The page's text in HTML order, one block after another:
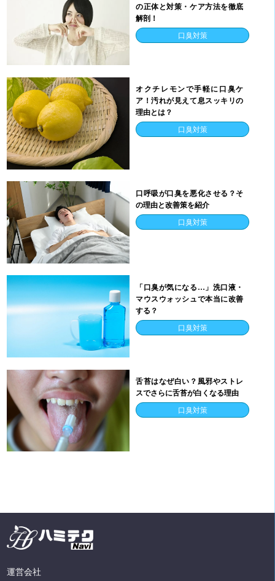
の正体と対策・ケア方法を徹底
解剖！
口臭対策
オクチレモンで手軽に口臭ケ
ア！汚れが見えて息スッキリの
理由とは？
口臭対策
口呼吸が口臭を悪化させる？そ
の理由と改善策を紹介
口臭対策
「口臭が気になる…」洗口液・
マウスウォッシュで本当に改善
する？
口臭対策
舌苔はなぜ白い？風邪やストレ
スでさらに舌苔が白くなる理由
口臭対策
運営会社